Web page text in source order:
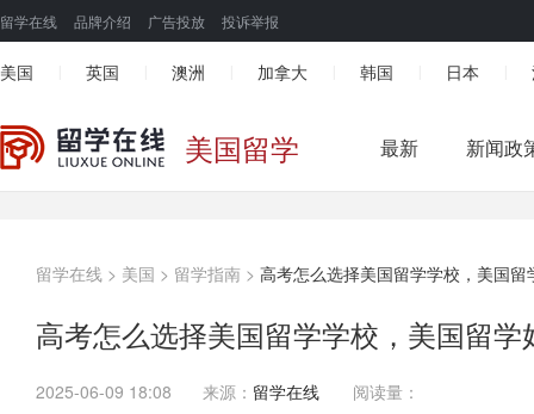
留学在线 品牌介绍 广告投放 投诉举报
美国 英国 澳洲 加拿大 韩国 日本
美国留学 最新 新闻政
留学在线 > 美国 > 留学指南 > 高考怎么选择美国留学学校，美国留
高考怎么选择美国留学学校，美国留学
2025-06-09 18:08 来源： 留学在线 阅读量：